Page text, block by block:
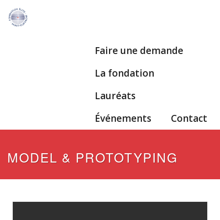
Faire une demande
La fondation
Lauréats
Événements
Contact
MODEL & PROTOTYPING